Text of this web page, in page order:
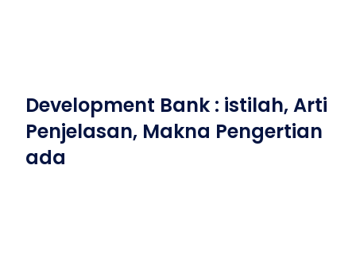
Development Bank : istilah, Arti
Penjelasan, Makna Pengertian
ada